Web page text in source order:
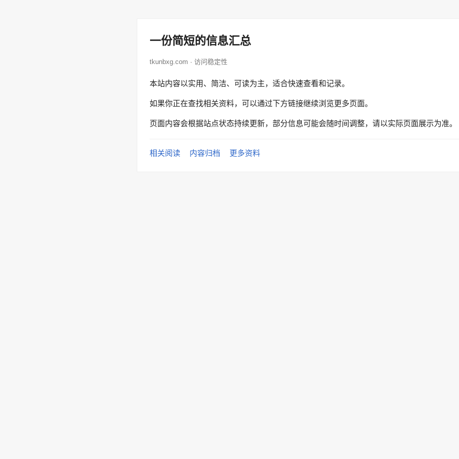
一份简短的信息汇总
tkunbxg.com · 访问稳定性
本站内容以实用、简洁、可读为主，适合快速查看和记录。
如果你正在查找相关资料，可以通过下方链接继续浏览更多页面。
页面内容会根据站点状态持续更新，部分信息可能会随时间调整，请以实际页面展示为准。
相关阅读 内容归档 更多资料